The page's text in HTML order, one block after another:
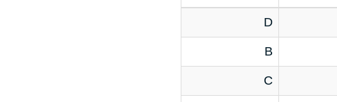
D
B
C